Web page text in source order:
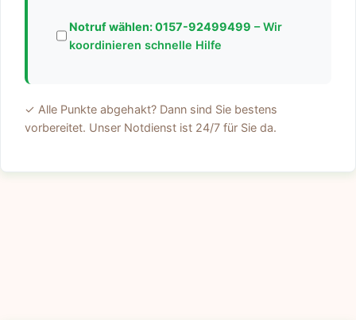
Notruf wählen:0157-92499499 – Wir
koordinieren schnelle Hilfe
✓ Alle Punkte abgehakt? Dann sind Sie bestens
vorbereitet. Unser Notdienst ist 24/7 für Sie da.